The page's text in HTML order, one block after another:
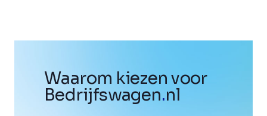
Waarom kiezen voor
Bedrijfswagen.nl